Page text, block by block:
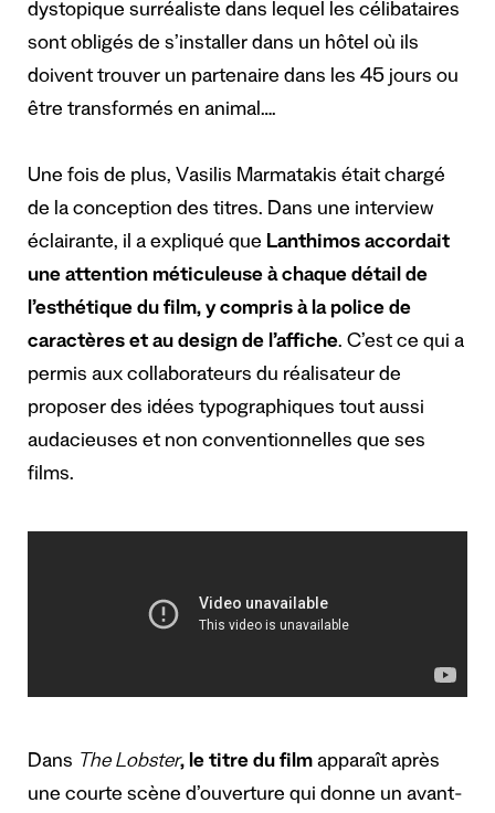
dystopique surréaliste dans lequel les célibataires
sont obligés de s’installer dans un hôtel où ils
doivent trouver un partenaire dans les 45 jours ou
être transformés en animal….
Une fois de plus, Vasilis Marmatakis était chargé
de la conception des titres. Dans une interview
éclairante, il a expliqué que Lanthimos accordait
une attention méticuleuse à chaque détail de
l’esthétique du film, y compris à la police de
caractères et au design de l’affiche. C’est ce qui a
permis aux collaborateurs du réalisateur de
proposer des idées typographiques tout aussi
audacieuses et non conventionnelles que ses
films.
Dans The Lobster, le titre du film apparaît après
une courte scène d’ouverture qui donne un avant-